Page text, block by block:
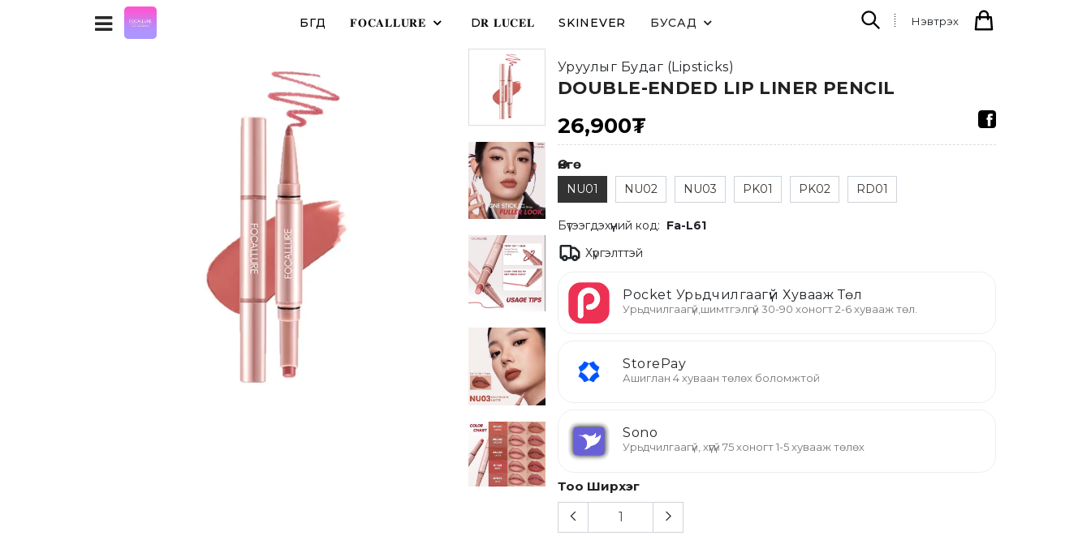
БҮГД 𝐅𝐎𝐂𝐀𝐋𝐋𝐔𝐑𝐄 D𝐑 𝐋𝐔𝐂𝐄𝐋 SKINEVER БУСАД Нэвтрэх
Уруулыг Будаг (Lipsticks)
DOUBLE-ENDED LIP LINER PENCIL
26,900₮
Өнгө
NU01 NU02 NU03 PK01 PK02 RD01
Бүтээгдэхүүний код: Fa-L61
Хүргэлттэй
Pocket Урьдчилгаагүй Хувааж Төл
Урьдчилгаагүй,шимтгэлгүй 30-90 хоногт 2-6 хувааж төл.
StorePay
Ашиглан 4 хуваан төлөх боломжтой
Sono
Урьдчилгаагүй, хүүгүй 75 хоногт 1-5 хувааж төлөх
Тоо Ширхэг